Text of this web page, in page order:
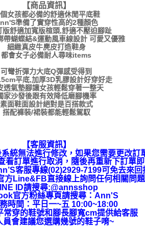
【商品資訊】
女孩都必備的舒適休閒平底鞋
準備了實穿性高的2種顏色
版舒適加寬版楦頭,舒適不壓迫腳趾
帶蝴蝶結&運動風車線設計 可愛又優雅
細緻真皮牛麂皮打造鞋身
都會女子必備耐人尋味items
可彎折彈力大底Q彈感受得到
平底,加厚3D乳膠設計好穿好走
透氣墊腳讓女孩輕鬆穿著一整天
家沙發後跟有效降低磨腳機率
素面鞋面設計絕對是百搭款式
搭配褲裝/裙裝都能輕鬆駕馭
【客服資訊】
統無法進行修改，如果您需要更改訂
看訂單進行取消，隨後再重新下訂單即
客服專線(02)2929-7199可免去來
方Line&FB直接線上詢問任何相關問
ID請搜尋:@annsshop
官方粉絲專頁請搜尋：Ann'S
時間：平日一~五 10:00~18:00
常穿的鞋號和腳長腳寬cm提供給客服
員會建議您選購幾號的鞋子唷~